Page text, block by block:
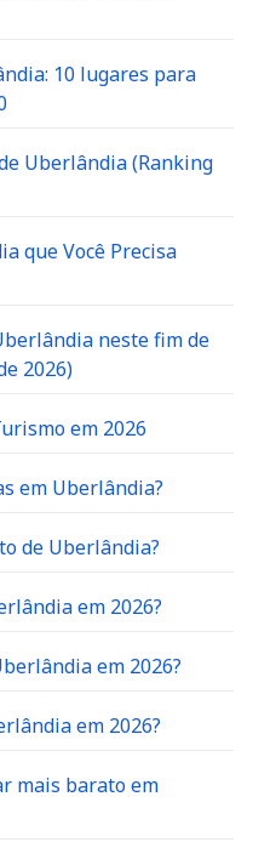
10 lugares para
Uberlândia (Ranking
que Você Precisa
neste fim de
2026)
em 2026
em Uberlândia?
de Uberlândia?
em 2026?
em 2026?
em 2026?
mais barato em